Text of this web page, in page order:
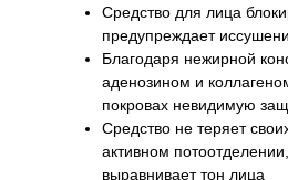
Средство для лица
предупреждает
Благодаря нежирной
аденозином и
покровах невидимую
Средство не теряет
активном
выравнивает тон лица